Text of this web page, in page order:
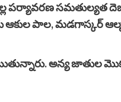
పర్యావరణ సమతుల్యత
ఆకుల పాల, మడగాస్కర్
అన్య